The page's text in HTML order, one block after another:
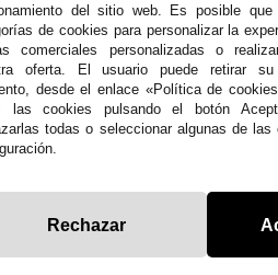
Quiénes somos
Info
Unión Europea
del sitio web. Es posible
de cookies para personalizar la
comerciales personalizadas o
oferta. El usuario puede retirar
desde el enlace «Política de
las cookies pulsando el botón
todas o seleccionar algunas de
Rechazar